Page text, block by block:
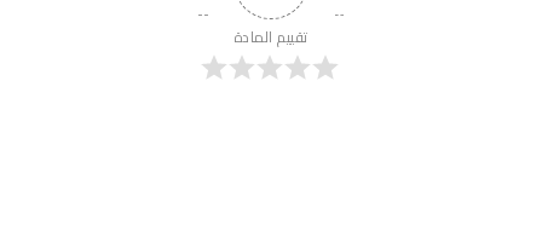
تقييم المادة